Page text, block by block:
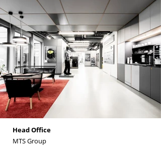
Head Office
MTS Group